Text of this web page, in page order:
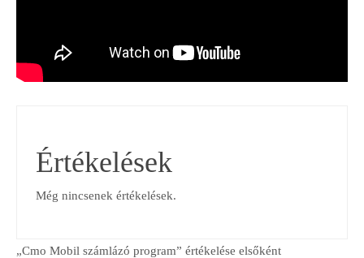
Értékelések
Még nincsenek értékelések.
„Cmo Mobil számlázó program” értékelése elsőként